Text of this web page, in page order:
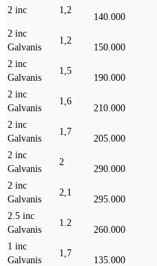
2 inc 1,2
140.000
2 inc
Galvanis
1,2
150.000
2 inc
Galvanis
1,5
190.000
2 inc
Galvanis
1,6
210.000
2 inc
Galvanis
1,7
205.000
2 inc
Galvanis
2
290.000
2 inc
Galvanis
2,1
295.000
2.5 inc
Galvanis
1.2
260.000
1 inc
Galvanis
1,7
135.000